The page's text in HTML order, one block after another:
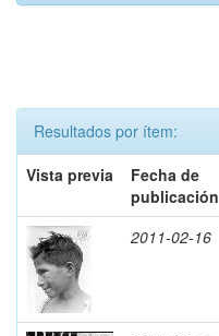
Resultados por ítem:
Vista previa
Fecha de
publicación
2011-02-16